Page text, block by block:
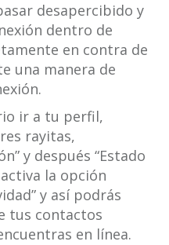
desapercibido y
dentro de
en contra de
una manera de
ir a tu perfil,
rayitas,
y después “Estado
la opción
y así podrás
tus contactos
en línea.